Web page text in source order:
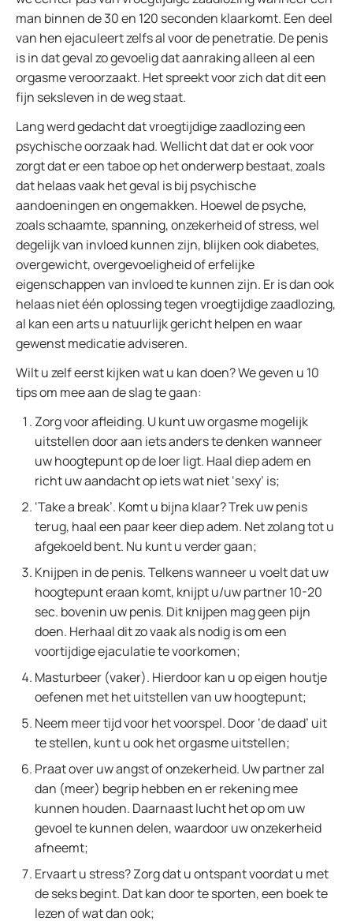
man binnen de 30 en 120 seconden klaarkomt. Een deel
van hen ejaculeert zelfs al voor de penetratie. De penis
is in dat geval zo gevoelig dat aanraking alleen al een
orgasme veroorzaakt. Het spreekt voor zich dat dit een
fijn seksleven in de weg staat.
Lang werd gedacht dat vroegtijdige zaadlozing een
psychische oorzaak had. Wellicht dat dat er ook voor
zorgt dat er een taboe op het onderwerp bestaat, zoals
dat helaas vaak het geval is bij psychische
aandoeningen en ongemakken. Hoewel de psyche,
zoals schaamte, spanning, onzekerheid of stress, wel
degelijk van invloed kunnen zijn, blijken ook diabetes,
overgewicht, overgevoeligheid of erfelijke
eigenschappen van invloed te kunnen zijn. Er is dan ook
helaas niet één oplossing tegen vroegtijdige zaadlozing,
al kan een arts u natuurlijk gericht helpen en waar
gewenst medicatie adviseren.
Wilt u zelf eerst kijken wat u kan doen? We geven u 10
tips om mee aan de slag te gaan:
Zorg voor afleiding. U kunt uw orgasme mogelijk
uitstellen door aan iets anders te denken wanneer
uw hoogtepunt op de loer ligt. Haal diep adem en
richt uw aandacht op iets wat niet ‘sexy’ is;
‘Take a break’. Komt u bijna klaar? Trek uw penis
terug, haal een paar keer diep adem. Net zolang tot u
afgekoeld bent. Nu kunt u verder gaan;
Knijpen in de penis. Telkens wanneer u voelt dat uw
hoogtepunt eraan komt, knijpt u/uw partner 10-20
sec. bovenin uw penis. Dit knijpen mag geen pijn
doen. Herhaal dit zo vaak als nodig is om een
voortijdige ejaculatie te voorkomen;
Masturbeer (vaker). Hierdoor kan u op eigen houtje
oefenen met het uitstellen van uw hoogtepunt;
Neem meer tijd voor het voorspel. Door ‘de daad’ uit
te stellen, kunt u ook het orgasme uitstellen;
Praat over uw angst of onzekerheid. Uw partner zal
dan (meer) begrip hebben en er rekening mee
kunnen houden. Daarnaast lucht het op om uw
gevoel te kunnen delen, waardoor uw onzekerheid
afneemt;
Ervaart u stress? Zorg dat u ontspant voordat u met
de seks begint. Dat kan door te sporten, een boek te
lezen of wat dan ook;